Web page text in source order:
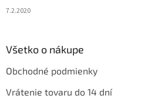
7.2.2020
Všetko o nákupe
Obchodné podmienky
Vrátenie tovaru do 14 dní